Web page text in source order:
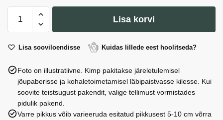
110
punast
110
kogus
Lisa korvi
Lisa sooviloendisse Kuidas lillede eest hoolitseda?
Foto on illustratiivne. Kimp pakitakse järeletulemisel
jõupaberisse ja kohaletoimetamisel läbipaistvasse kilesse. Kui
soovite teistsugust pakendit, valige tellimust vormistades
pidulik pakend.
Varre pikkus võib varieeruda esitatud pikkusest 5-10 cm võrra